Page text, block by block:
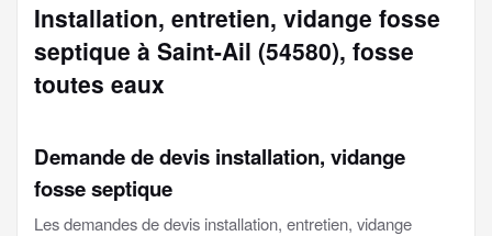
Installation, entretien, vidange fosse
septique à Saint-Ail (54580), fosse
toutes eaux
Demande de devis installation, vidange
fosse septique
Les demandes de devis installation, entretien, vidange